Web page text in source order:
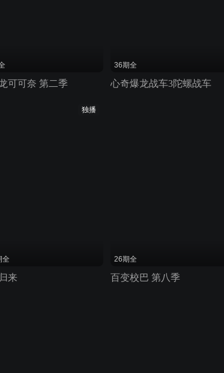
可可奈 第二季
36期全
心奇爆龙战车3陀螺战车
独播
全
来
26期全
百变校巴 第八季